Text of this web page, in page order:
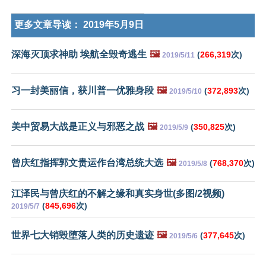
更多文章导读： 2019年5月9日
深海灭顶求神助 埃航全毁奇逃生 🖼️ 2019/5/11 (266,319次)
习一封美丽信，获川普一优雅身段 🖼️ 2019/5/10 (372,893次)
美中贸易大战是正义与邪恶之战 🖼️ 2019/5/9 (350,825次)
曾庆红指挥郭文贵运作台湾总统大选 🖼️ 2019/5/8 (768,370次)
江泽民与曾庆红的不解之缘和真实身世(多图/2视频)
2019/5/7 (845,696次)
世界七大销毁堕落人类的历史遗迹 🖼️ 2019/5/6 (377,645次)